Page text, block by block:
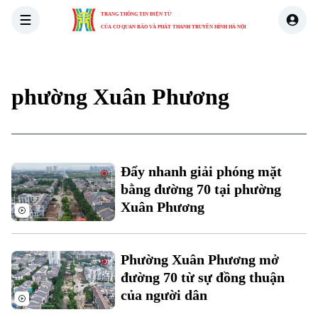
TRANG THÔNG TIN ĐIỆN TỬ
CỦA CƠ QUAN BÁO VÀ PHÁT THANH TRUYỀN HÌNH HÀ NỘI
phường Xuân Phương
Đẩy nhanh giải phóng mặt
bằng đường 70 tại phường
Xuân Phương
Phường Xuân Phương mở
đường 70 từ sự đồng thuận
của người dân